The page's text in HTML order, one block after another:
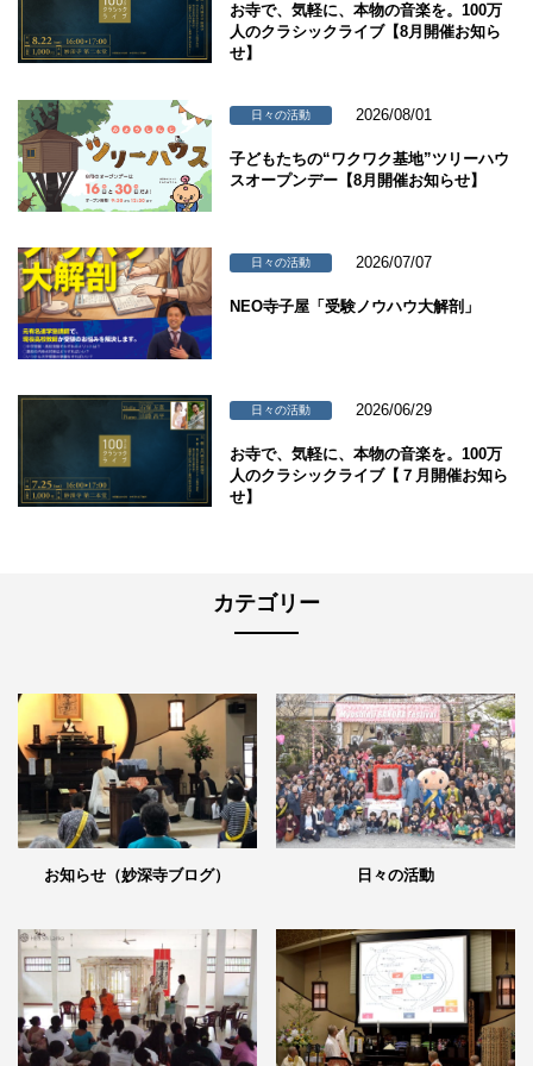
お寺で、気軽に、本物の音楽を。100万
人のクラシックライブ【8月開催お知ら
せ】
日々の活動 2026/08/01
子どもたちの“ワクワク基地”ツリーハウ
スオープンデー【8月開催お知らせ】
日々の活動 2026/07/07
NEO寺子屋「受験ノウハウ大解剖」
日々の活動 2026/06/29
お寺で、気軽に、本物の音楽を。100万
人のクラシックライブ【７月開催お知ら
せ】
カテゴリー
お知らせ（妙深寺ブログ） 日々の活動